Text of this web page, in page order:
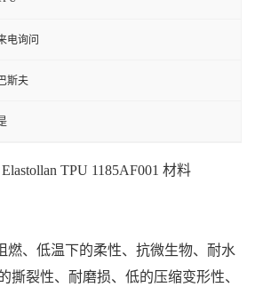
电询问
斯夫
TPU 1185AF001 材料
燃、低温下的柔性、抗微生物、耐水
撕裂性、耐磨损、低的压缩变形性、